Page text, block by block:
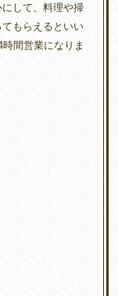
して、料理や掃
もらえるといい
間営業になりま